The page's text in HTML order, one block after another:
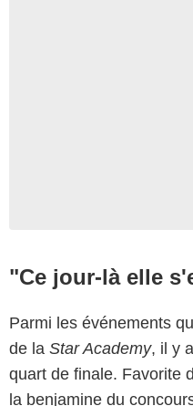
"Ce jour-là elle
Parmi les événements
de la Star Academy, il y
quart de finale. Favorite
la benjamine du